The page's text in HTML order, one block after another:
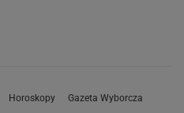
Horoskopy Gazeta Wyborcza